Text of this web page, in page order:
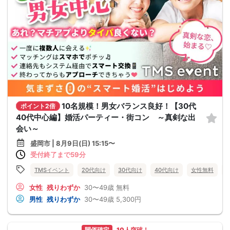
ポイント2倍
10名規模！男女バランス良好！【30代
40代中心編】婚活パーティー・街コン ～真剣な出
会い～
盛岡市 | 8月9日(日) 15:15〜
受付終了まで59分
TMSイベント 20代向け 30代向け 40代向け 女性無料
女性 残りわずか 30〜49歳 無料
男性 残りわずか 30〜49歳 5,300円